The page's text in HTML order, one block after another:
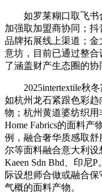
如罗莱糊口取飞书合
加强取加盟商协同；
品牌拓展线上渠道；金
意坊，目前已通过整
了涵盖财产生态圈的协
2025intertextile秋冬
如杭州龙石紧跟色彩
物；杭州黄道婆纺织
Home Fabrics的面料
例，融合奢华质感取
尔等面料融合意大利
Kaeen Sdn Bhd、印尼
际设想师合做或融合
气概的面料产物。